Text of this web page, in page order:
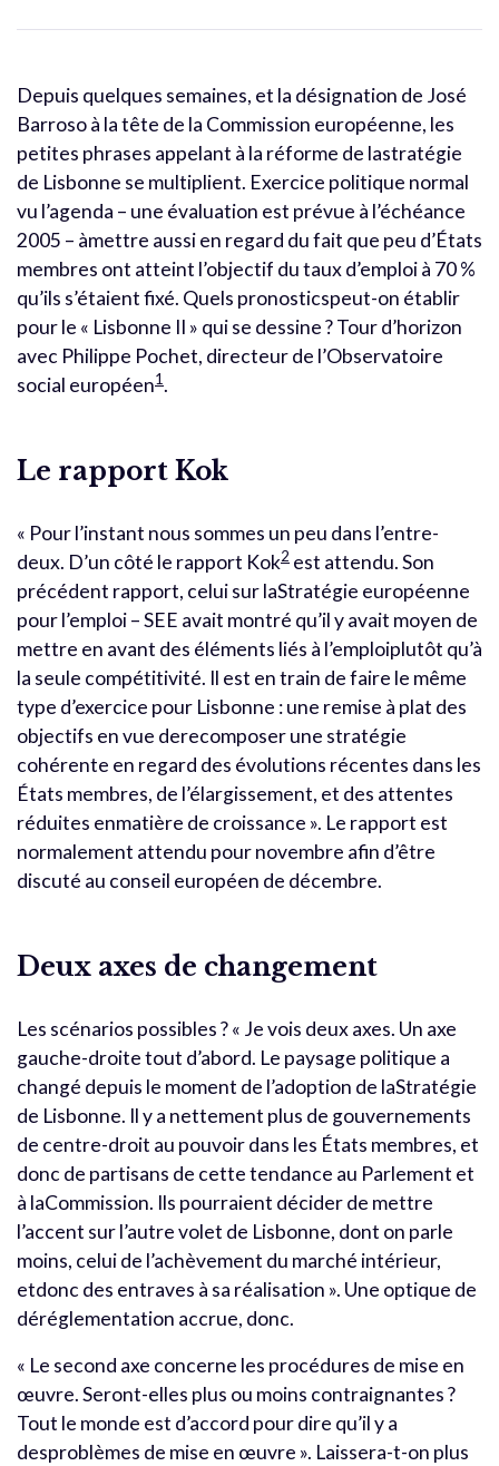
Depuis quelques semaines, et la désignation de José
Barroso à la tête de la Commission européenne, les
petites phrases appelant à la réforme de lastratégie
de Lisbonne se multiplient. Exercice politique normal
vu l’agenda – une évaluation est prévue à l’échéance
2005 – àmettre aussi en regard du fait que peu d’États
membres ont atteint l’objectif du taux d’emploi à 70 %
qu’ils s’étaient fixé. Quels pronosticspeut-on établir
pour le « Lisbonne II » qui se dessine ? Tour d’horizon
avec Philippe Pochet, directeur de l’Observatoire
social européen1.
Le rapport Kok
« Pour l’instant nous sommes un peu dans l’entre-
deux. D’un côté le rapport Kok2 est attendu. Son
précédent rapport, celui sur laStratégie européenne
pour l’emploi – SEE avait montré qu’il y avait moyen de
mettre en avant des éléments liés à l’emploiplutôt qu’à
la seule compétitivité. Il est en train de faire le même
type d’exercice pour Lisbonne : une remise à plat des
objectifs en vue derecomposer une stratégie
cohérente en regard des évolutions récentes dans les
États membres, de l’élargissement, et des attentes
réduites enmatière de croissance ». Le rapport est
normalement attendu pour novembre afin d’être
discuté au conseil européen de décembre.
Deux axes de changement
Les scénarios possibles ? « Je vois deux axes. Un axe
gauche-droite tout d’abord. Le paysage politique a
changé depuis le moment de l’adoption de laStratégie
de Lisbonne. Il y a nettement plus de gouvernements
de centre-droit au pouvoir dans les États membres, et
donc de partisans de cette tendance au Parlement et
à laCommission. Ils pourraient décider de mettre
l’accent sur l’autre volet de Lisbonne, dont on parle
moins, celui de l’achèvement du marché intérieur,
etdonc des entraves à sa réalisation ». Une optique de
déréglementation accrue, donc.
« Le second axe concerne les procédures de mise en
œuvre. Seront-elles plus ou moins contraignantes ?
Tout le monde est d’accord pour dire qu’il y a
desproblèmes de mise en œuvre ». Laissera-t-on plus